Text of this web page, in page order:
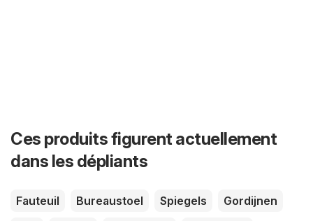
Ces produits figurent actuellement
dans les dépliants
Fauteuil Bureaustoel Spiegels
Gordijnen